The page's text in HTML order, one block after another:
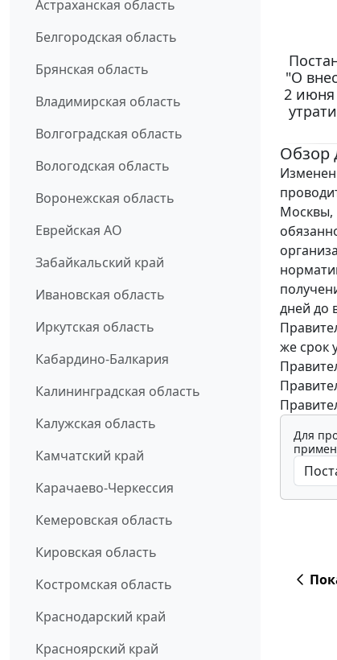
Астраханская область
Белгородская область
Брянская область
Владимирская область
Волгоградская область
Вологодская область
Воронежская область
Еврейская АО
Забайкальский край
Ивановская область
Иркутская область
Кабардино-Балкария
Калининградская область
Калужская область
Камчатский край
Карачаево-Черкессия
Кемеровская область
Кировская область
Костромская область
Краснодарский край
Красноярский край
"О
2 июня
Обзор
Москвы,
дней до
же срок
Для